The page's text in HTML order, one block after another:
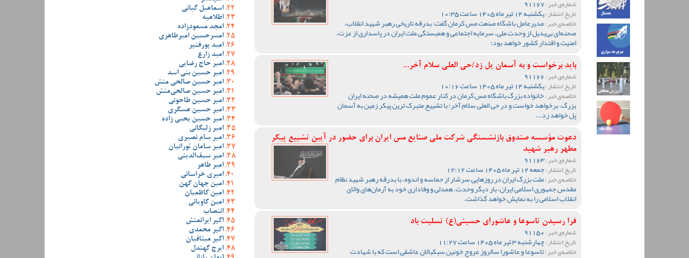
شماره‌ی خبر :91167
تاریخ انتشار :یکشنبه 14 تیر ماه 1405 ساعت 10:35
خلاصه‌ی خبر :مدیرعامل باشگاه صنعت مس کرمان گفت: بدرقه تاریخی رهبر شهید انقلاب،
صحنه‌ای بی‌بدیل از وحدت ملی، سرمایه اجتماعی و همبستگی ملت ایران در پاسداری از عزت،
امنیت و اقتدار کشور خواهد بود؛
باید برخواست و به آسمان پل زد/حی العلی سلام آخر...
شماره‌ی خبر :
تاریخ انتشار :یکشنبه 14 تیر ماه 1405 ساعت 10:16
خلاصه‌ی خبر :خانواده بزرگ باشگاه مس کرمان در کنار عموم ملت همیشه در صحنه ایران
بزرگ، برخواهد خواست و در حی العلی سلام آخر؛ با تشییع متبرک ترین پیکر زمین به آسمان
پل خواهد زد...
دعوت مؤسسه صندوق بازنشستگی شرکت ملی صنایع مس ایران برای حضور در آیین تشییع پیکر
مطهر رهبر شهید
شماره‌ی خبر :91163
تاریخ انتشار :جمعه 12 تیر ماه 1405 ساعت 12:12
خلاصه‌ی خبر :ملت بزرگ ایران در روزهایی سرشار از حماسه و اندوه، با بدرقه رهبر شهید نظام
مقدس جمهوری اسلامی ایران، بار دیگر وحدت، همدلی و وفاداری خود به آرمان‌های والای
انقلاب اسلامی را به نمایش خواهد گذاشت.
فرا رسیدن تاسوعا و عاشورای حسینی(ع) تسلیت باد
شماره‌ی خبر :
تاریخ انتشار :چهارشنبه 3 تیر ماه 1405 ساعت 11:27
خلاصه‌ی خبر :تاسوعا و عاشورا سالروز عروج خونین سبکبالان عاشقی است که با شهادت
اسماعیل کیانی
اطلاعیه
امجد مسعودزاده
امسرحسین امیرطاهری
امید پورقنبر
امید زارع
امیر حاج رضایی
امیر حسین بنی اسد
امیر حسین صالحی منش
امیر حسین صالحی‌منش
امیر حسین طاحونی
امیر حسین عسگری
امیر حسین یحیی زاده
امیر زلیکانی
امیر سام نصیری
امیر سامان تورانیان
امیر سیف‌الدینی
امیر طاهر
امیری خراسانی
امین جهان کهن
امین کاظمیان
امین کاویانی
انتصاب
اکبر ایرانمنش
اکبر محمدی
اکبر میثاقیان
ایرج کهندل